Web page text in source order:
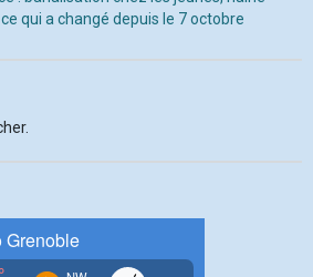
qui a changé depuis le 7 octobre